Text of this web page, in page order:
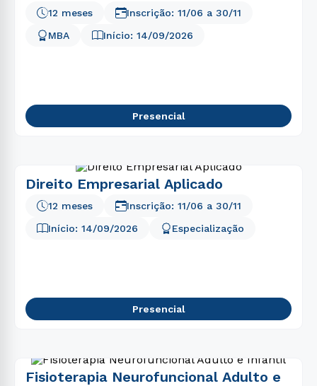
MBA Início: 14/09/2026
12 meses Inscrição: 11/06 a 30/11
Presencial
Direito Empresarial Aplicado
Início: 14/09/2026
12 meses
Especialização
Inscrição: 11/06 a 30/11
Presencial
Fisioterapia Neurofuncional Adulto e